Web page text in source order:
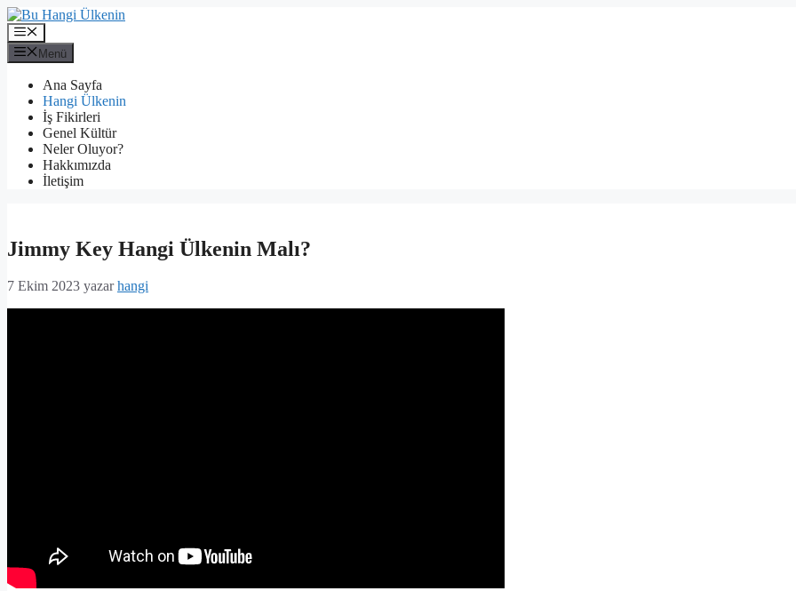
İçeriğe
atla
Menü
Menü
Ana Sayfa
Hangi Ülkenin
İş Fikirleri
Genel Kültür
Neler Oluyor?
Hakkımızda
İletişim
Jimmy Key Hangi Ülkenin Malı?
7 Ekim 2023 yazarhangi